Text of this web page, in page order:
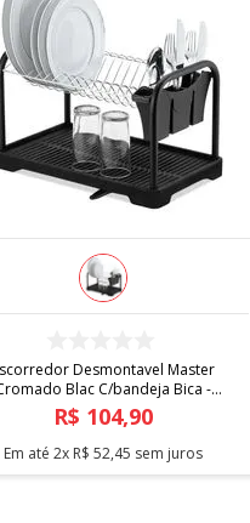
Tapete Elysia 1,00 X 1,40
R$ 219,90
Em até 5x R$ 43,98 sem juros